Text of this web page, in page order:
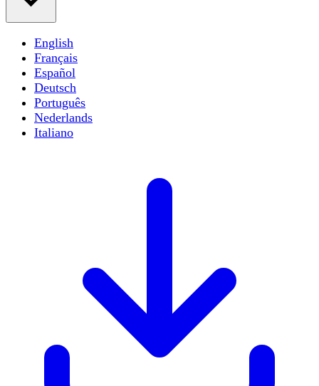
English
Français
Español
Deutsch
Português
Nederlands
Italiano